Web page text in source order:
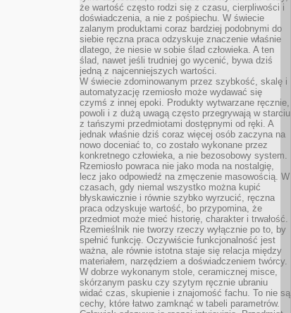
że wartość często rodzi się z czasu, cierpliwości i
doświadczenia, a nie z pośpiechu. W świecie
zalanym produktami coraz bardziej podobnymi do
siebie ręczna praca odzyskuje znaczenie właśnie
dlatego, że niesie w sobie ślad człowieka. A ten
ślad, nawet jeśli trudniej go wycenić, bywa dziś
jedną z najcenniejszych wartości.
W świecie zdominowanym przez szybkość, skalę i
automatyzację rzemiosło może wydawać się
czymś z innej epoki. Produkty wytwarzane ręcznie,
powoli i z dużą uwagą często przegrywają w starciu
z tańszymi przedmiotami dostępnymi od ręki. A
jednak właśnie dziś coraz więcej osób zaczyna na
nowo doceniać to, co zostało wykonane przez
konkretnego człowieka, a nie bezosobowy system.
Rzemiosło powraca nie jako moda na nostalgię,
lecz jako odpowiedź na zmęczenie masowością. W
czasach, gdy niemal wszystko można kupić
błyskawicznie i równie szybko wyrzucić, ręczna
praca odzyskuje wartość, bo przypomina, że
przedmiot może mieć historię, charakter i trwałość.
Rzemieślnik nie tworzy rzeczy wyłącznie po to, by
spełnić funkcję. Oczywiście funkcjonalność jest
ważna, ale równie istotna staje się relacja między
materiałem, narzędziem a doświadczeniem twórcy.
W dobrze wykonanym stole, ceramicznej misce,
skórzanym pasku czy szytym ręcznie ubraniu
widać czas, skupienie i znajomość fachu. To nie są
cechy, które łatwo zamknąć w tabeli parametrów.